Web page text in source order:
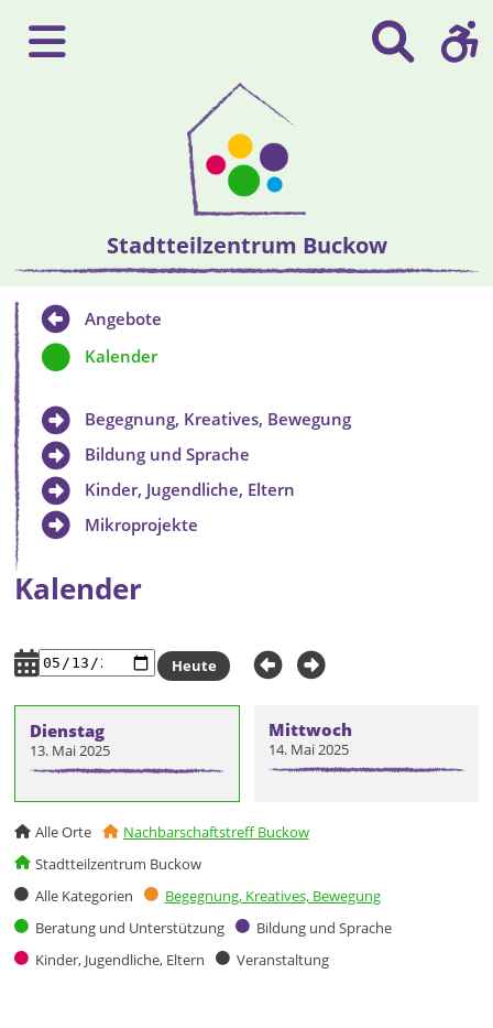
Stadtteilzentrum Buckow
Kalender
Dienstag
13. Mai 2025
Mittwoch
14. Mai 2025
Alle Orte
Nachbarschaftstreff Buckow
Stadtteilzentrum Buckow
Alle Kategorien
Begegnung, Kreatives, Bewegung
Beratung und Unterstützung
Bildung und Sprache
Kinder, Jugendliche, Eltern
Veranstaltung
Heute
Angebote
Kalender
Begegnung, Kreatives, Bewegung
Bildung und Sprache
Kinder, Jugendliche, Eltern
Mikroprojekte